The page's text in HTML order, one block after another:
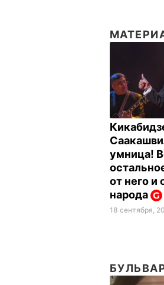
умница!
от него и
народа
18 сентября,